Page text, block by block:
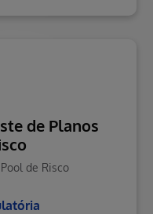
de Planos
de Risco